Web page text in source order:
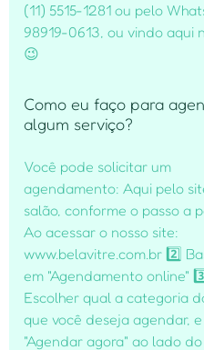
(11) 5515-1281 ou pelo
98919-0613, ou vindo aqui
😉
Como eu faço para
algum serviço?
Você pode solicitar um
agendamento: Aqui pelo
salão, conforme o passo a
Ao acessar o nosso site:
www.belavitre.com.br 2️⃣
em "Agendamento online"
Escolher qual a categoria
que você deseja agendar,
"Agendar agora" ao lado